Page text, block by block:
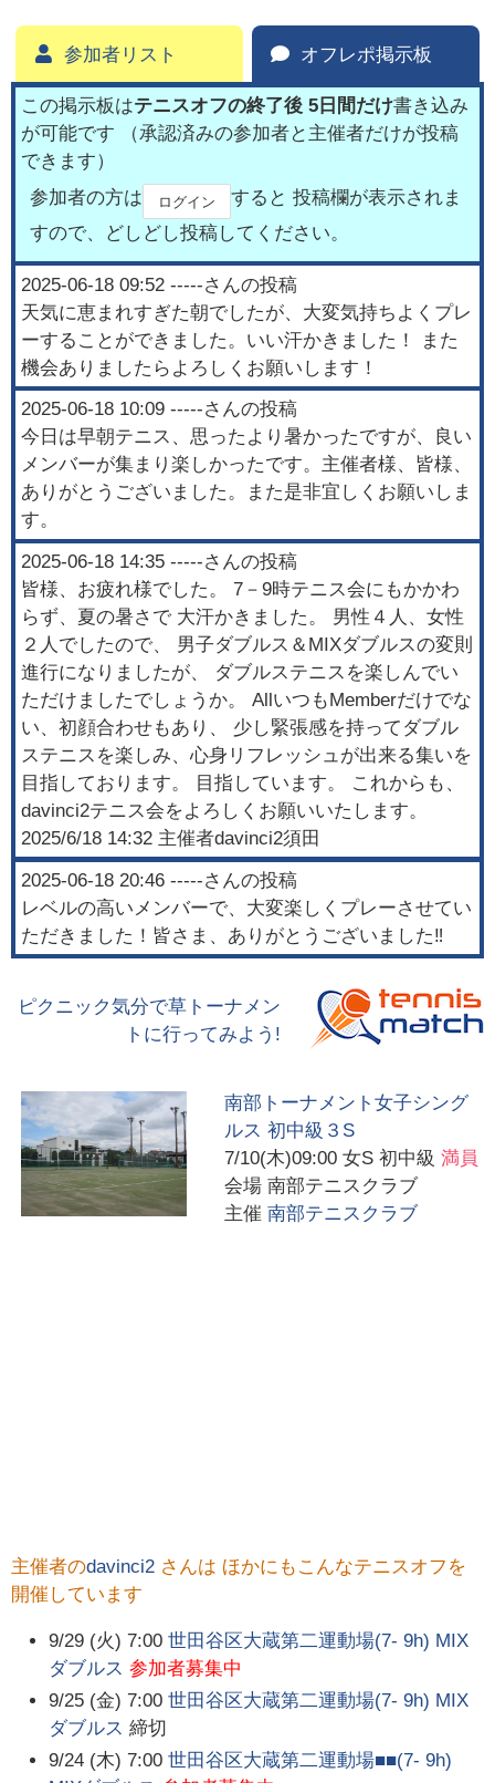
参加者リスト オフレポ掲示板
この掲示板はテニスオフの終了後 5日間だけ書き込み
が可能です （承認済みの参加者と主催者だけが投稿
できます）
参加者の方は
ログイン
すると 投稿欄が表示されま
すので、どしどし投稿してください。
2025-06-18 09:52 -----さんの投稿
天気に恵まれすぎた朝でしたが、大変気持ちよくプレ
ーすることができました。いい汗かきました！ また
機会ありましたらよろしくお願いします！
2025-06-18 10:09 -----さんの投稿
今日は早朝テニス、思ったより暑かったですが、良い
メンバーが集まり楽しかったです。主催者様、皆様、
ありがとうございました。また是非宜しくお願いしま
す。
2025-06-18 14:35 -----さんの投稿
皆様、お疲れ様でした。 7－9時テニス会にもかかわ
らず、夏の暑さで 大汗かきました。 男性４人、女性
２人でしたので、 男子ダブルス＆MIXダブルスの変則
進行になりましたが、 ダブルステニスを楽しんでい
ただけましたでしょうか。 AllいつもMemberだけでな
い、初顔合わせもあり、 少し緊張感を持ってダブル
ステニスを楽しみ、心身リフレッシュが出来る集いを
目指しております。 目指しています。 これからも、
davinci2テニス会をよろしくお願いいたします。
2025/6/18 14:32 主催者davinci2須田
2025-06-18 20:46 -----さんの投稿
レベルの高いメンバーで、大変楽しくプレーさせてい
ただきました！皆さま、ありがとうございました‼️
ピクニック気分で草トーナメン
トに行ってみよう!
南部トーナメント女子シング
ルス 初中級３S
7/10(木)09:00 女S 初中級 満員
会場 南部テニスクラブ
主催 南部テニスクラブ
主催者のdavinci2 さんは ほかにもこんなテニスオフを
開催しています
9/29 (火) 7:00 世田谷区大蔵第二運動場(7- 9h) MIX
ダブルス 参加者募集中
9/25 (金) 7:00 世田谷区大蔵第二運動場(7- 9h) MIX
ダブルス 締切
9/24 (木) 7:00 世田谷区大蔵第二運動場■■(7- 9h)